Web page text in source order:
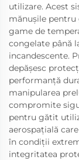
utilizare. Acest
mănușile
game de
congelate până
incandescente.
depășesc
performanță
manipularea
compromite
pentru gătit
aerospațială
în condiții
integritatea